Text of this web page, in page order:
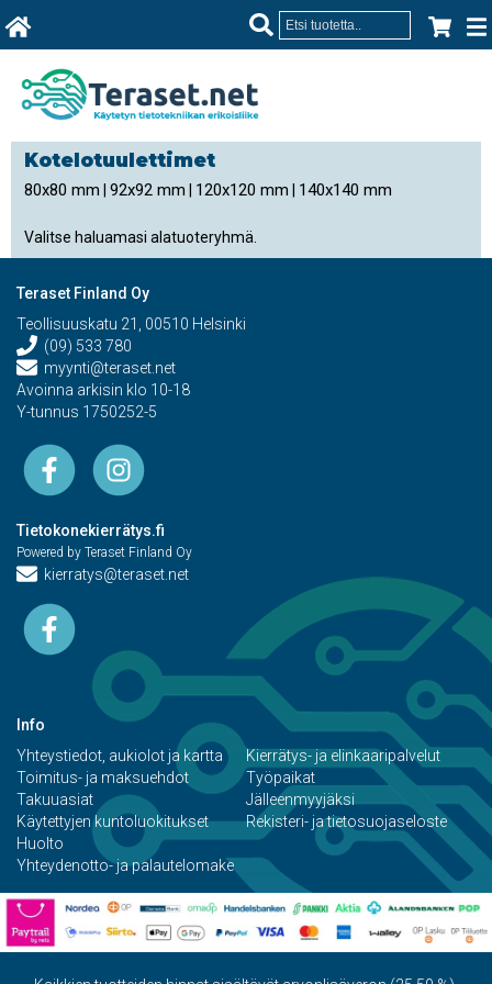
Kotelotuulettimet
80x80 mm 92x92 mm 120x120 mm 140x140 mm
Valitse haluamasi alatuoteryhmä.
Teraset Finland Oy
Teollisuuskatu 21, 00510 Helsinki
(09) 533 780
myynti@teraset.net
Avoinna arkisin klo 10-18
Y-tunnus 1750252-5
Tietokonekierrätys.fi
Powered by Teraset Finland Oy
kierratys@teraset.net
Info
Yhteystiedot, aukiolot ja kartta
Toimitus- ja maksuehdot
Takuuasiat
Käytettyjen kuntoluokitukset
Huolto
Yhteydenotto- ja palautelomake
Kierrätys- ja elinkaaripalvelut
Työpaikat
Jälleenmyyjäksi
Rekisteri- ja tietosuojaseloste